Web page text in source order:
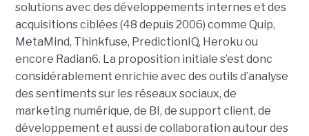
solutions avec des développements internes et des
acquisitions ciblées (48 depuis 2006) comme Quip,
MetaMind, Thinkfuse, PredictionIQ, Heroku ou
encore Radian6. La proposition initiale s’est donc
considérablement enrichie avec des outils d’analyse
des sentiments sur les réseaux sociaux, de
marketing numérique, de BI, de support client, de
développement et aussi de collaboration autour des